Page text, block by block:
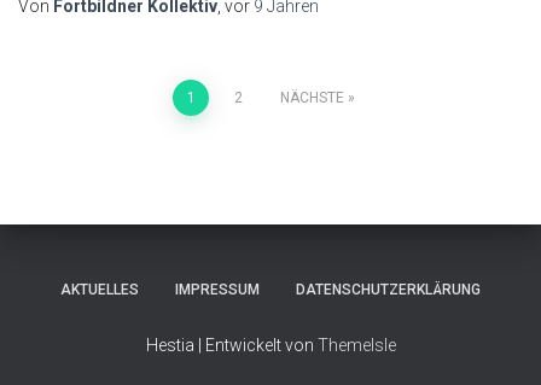
Von Fortbildner Kollektiv , vor 9 Jahren
1 2 NÄCHSTE
AKTUELLES IMPRESSUM DATENSCHUTZERKLÄRUNG
Hestia | Entwickelt von ThemeIsle